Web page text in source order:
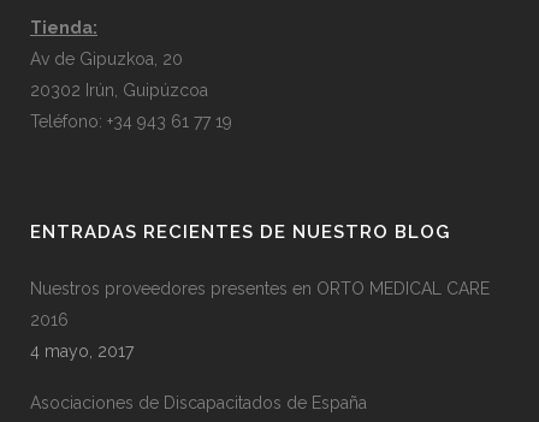
Tienda:
Av de Gipuzkoa, 20
20302 Irún, Guipúzcoa
Teléfono: +34 943 61 77 19
ENTRADAS RECIENTES DE NUESTRO BLOG
Nuestros proveedores presentes en ORTO MEDICAL CARE
2016
4 mayo, 2017
Asociaciones de Discapacitados de España